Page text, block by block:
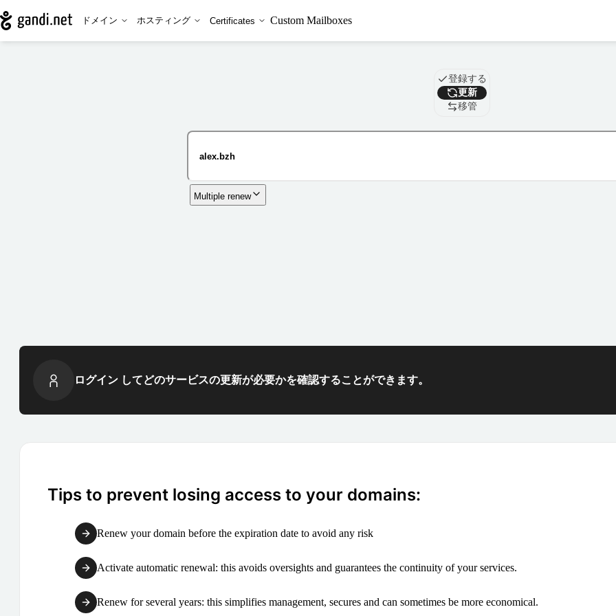
ドメイン ホスティング Certificates Custom Mailboxes
ドメイン
登録する
更新
移管
Multiple renew
ログイン してどのサービスの更新が必要かを確認することができます。
Tips to prevent losing access to your domains:
Renew your domain before the expiration date to avoid any risk
Activate automatic renewal: this avoids oversights and guarantees the continuity of your services.
Renew for several years: this simplifies management, secures and can sometimes be more economical.